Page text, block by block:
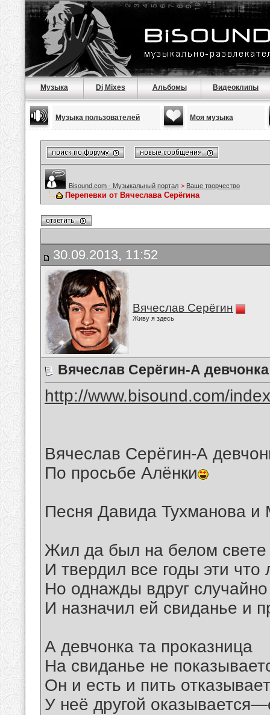
Музыка Dj Mixes Альбомы Видеоклипы
Музыка пользователей Моя музыка
Bisound.com - Музыкальный портал > Ваше творчество
Перепевки от Вячеслава Серёгина
30.09.2013, 11:52
Вячеслав Серёгин
Живу я здесь
Вячеслав Серёгин-А
http://www.bisound.com/
Вячеслав Серёгин-А
По просьбе Алёнки
Песня Давида Тухманова
Жил да был на белом
И твердил все годы эти
Но однажды вдруг
И назначил ей свиданье и
А девчонка та проказница
На свиданье не
Он и есть и пить
У неё другой